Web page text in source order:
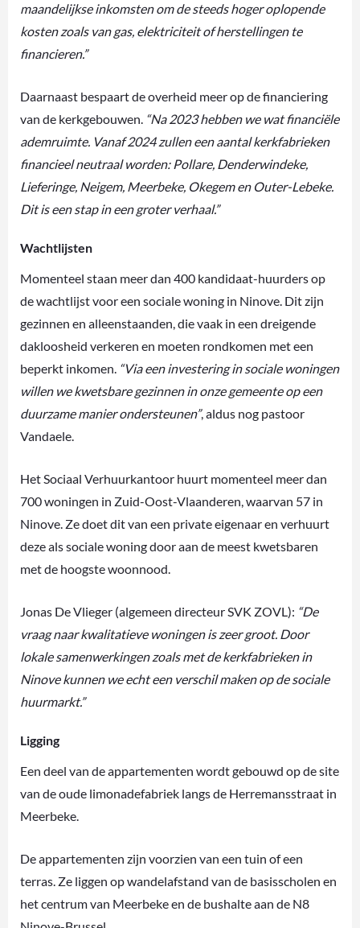
maandelijkse inkomsten om de steeds hoger oplopende
kosten zoals van gas, elektriciteit of herstellingen te
financieren.”
Daarnaast bespaart de overheid meer op de financiering
van de kerkgebouwen. “Na 2023 hebben we wat financiële
ademruimte. Vanaf 2024 zullen een aantal kerkfabrieken
financieel neutraal worden: Pollare, Denderwindeke,
Lieferinge, Neigem, Meerbeke, Okegem en Outer-Lebeke.
Dit is een stap in een groter verhaal.”
Wachtlijsten
Momenteel staan meer dan 400 kandidaat-huurders op
de wachtlijst voor een sociale woning in Ninove. Dit zijn
gezinnen en alleenstaanden, die vaak in een dreigende
dakloosheid verkeren en moeten rondkomen met een
beperkt inkomen. “Via een investering in sociale woningen
willen we kwetsbare gezinnen in onze gemeente op een
duurzame manier ondersteunen”, aldus nog pastoor
Vandaele.
Het Sociaal Verhuurkantoor huurt momenteel meer dan
700 woningen in Zuid-Oost-Vlaanderen, waarvan 57 in
Ninove. Ze doet dit van een private eigenaar en verhuurt
deze als sociale woning door aan de meest kwetsbaren
met de hoogste woonnood.
Jonas De Vlieger (algemeen directeur SVK ZOVL): “De
vraag naar kwalitatieve woningen is zeer groot. Door
lokale samenwerkingen zoals met de kerkfabrieken in
Ninove kunnen we echt een verschil maken op de sociale
huurmarkt.”
Ligging
Een deel van de appartementen wordt gebouwd op de site
van de oude limonadefabriek langs de Herremansstraat in
Meerbeke.
De appartementen zijn voorzien van een tuin of een
terras. Ze liggen op wandelafstand van de basisscholen en
het centrum van Meerbeke en de bushalte aan de N8